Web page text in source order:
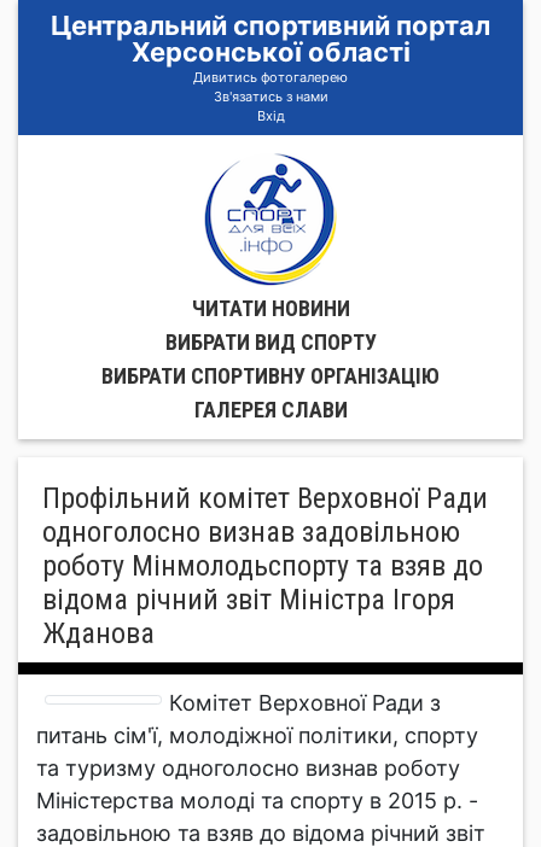
Центральний спортивний портал
Херсонської області
Дивитись фотогалерею
Зв'язатись з нами
Вхід
ЧИТАТИ НОВИНИ
ВИБРАТИ ВИД СПОРТУ
ВИБРАТИ СПОРТИВНУ ОРГАНIЗАЦIЮ
ГАЛЕРЕЯ СЛАВИ
Профільний комітет Верховної Ради
одноголосно визнав задовільною
роботу Мінмолодьспорту та взяв до
відома річний звіт Міністра Ігоря
Жданова
Комітет Верховної Ради з
питань сім'ї, молодіжної політики, спорту
та туризму одноголосно визнав роботу
Міністерства молоді та спорту в 2015 р. -
задовільною та взяв до відома річний звіт